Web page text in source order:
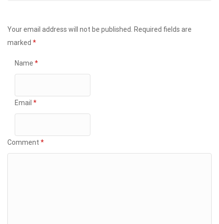
Your email address will not be published.
Required fields are
marked *
Name *
Email *
Comment *